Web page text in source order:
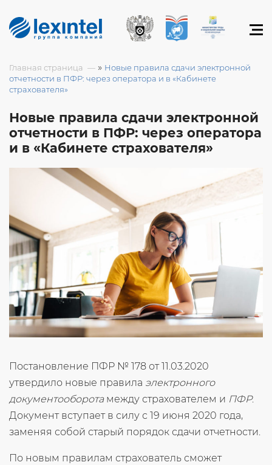
Главная страница » Новые правила сдачи электронной
отчетности в ПФР: через оператора и в «Кабинете
страхователя»
Новые правила сдачи электронной
отчетности в ПФР: через оператора
и в «Кабинете страхователя»
Постановление ПФР № 178 от 11.03.2020
утвердило новые правила электронного
документооборотамежду страхователем и ПФР.
Документ вступает в силу с 19 июня 2020 года,
заменяя собой старый порядок сдачи отчетности.
По новым правилам страхователь сможет